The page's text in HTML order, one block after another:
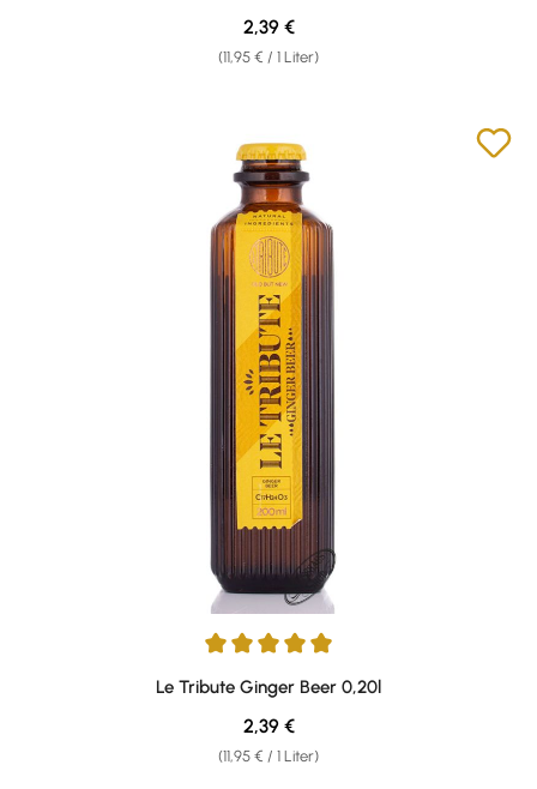
(11,95 € / 1 Liter)
Regulärer Preis:
2,39 €
Durchschnittliche Bewertung von 5 von 5 Sternen
Le Tribute Ginger Beer 0,20l
(11,95 € / 1 Liter)
Regulärer Preis:
2,39 €